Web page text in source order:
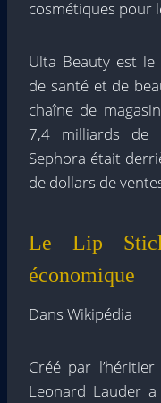
cosmétiques pour
Ulta Beauty est
de santé et de
chaîne de
7,4 milliards de
Sephora était
de dollars de
Le Lip
économique
Dans Wikipédia
Créé par
Leonard Lauder